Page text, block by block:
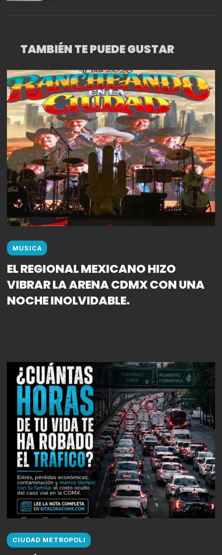
TAMBIÉN TE PUEDE GUSTAR
MUSICA
EL REGIONAL MEXICANO HIZO
VIBRAR LA ARENA CDMX CON UNA
NOCHE INOLVIDABLE.
CIUDAD METROPOLI